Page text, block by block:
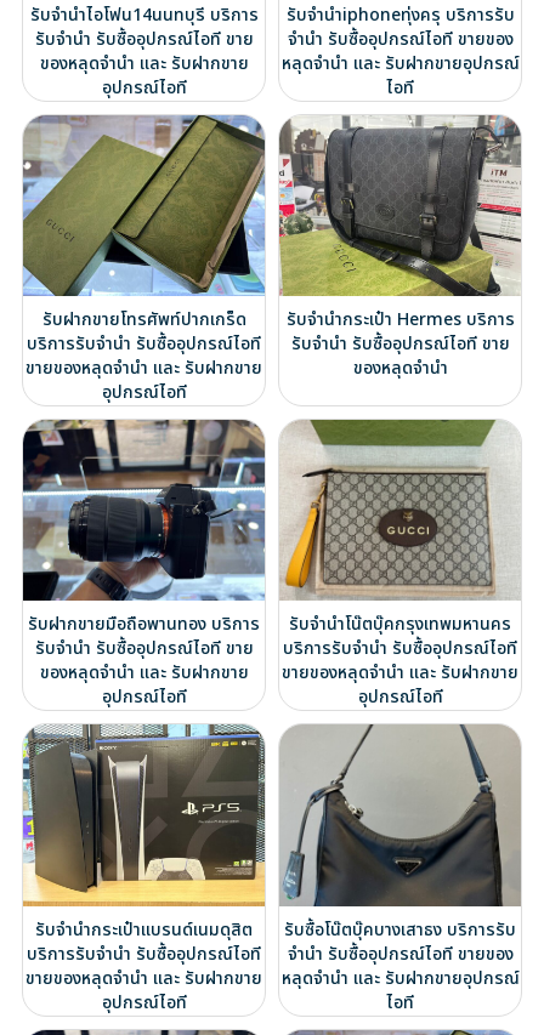
รับจำนำไอโฟน14นนทบุรี บริการ
รับจำนำ รับซื้ออุปกรณ์ไอที ขาย
ของหลุดจำนำ และ รับฝากขาย
อุปกรณ์ไอที
รับจำนำiphoneทุ่งครุ บริการรับ
จำนำ รับซื้ออุปกรณ์ไอที ขายของ
หลุดจำนำ และ รับฝากขายอุปกรณ์
ไอที
รับฝากขายโทรศัพท์ปากเกร็ด
บริการรับจำนำ รับซื้ออุปกรณ์ไอที
ขายของหลุดจำนำ และ รับฝากขาย
อุปกรณ์ไอที
รับจำนำกระเป๋า Hermes บริการ
รับจำนำ รับซื้ออุปกรณ์ไอที ขาย
ของหลุดจำนำ
รับฝากขายมือถือพานทอง บริการ
รับจำนำ รับซื้ออุปกรณ์ไอที ขาย
ของหลุดจำนำ และ รับฝากขาย
อุปกรณ์ไอที
รับจำนำโน๊ตบุ๊คกรุงเทพมหานคร
บริการรับจำนำ รับซื้ออุปกรณ์ไอที
ขายของหลุดจำนำ และ รับฝากขาย
อุปกรณ์ไอที
รับจำนำกระเป๋าแบรนด์เนมดุสิต
บริการรับจำนำ รับซื้ออุปกรณ์ไอที
ขายของหลุดจำนำ และ รับฝากขาย
อุปกรณ์ไอที
รับซื้อโน๊ตบุ๊คบางเสาธง บริการรับ
จำนำ รับซื้ออุปกรณ์ไอที ขายของ
หลุดจำนำ และ รับฝากขายอุปกรณ์
ไอที